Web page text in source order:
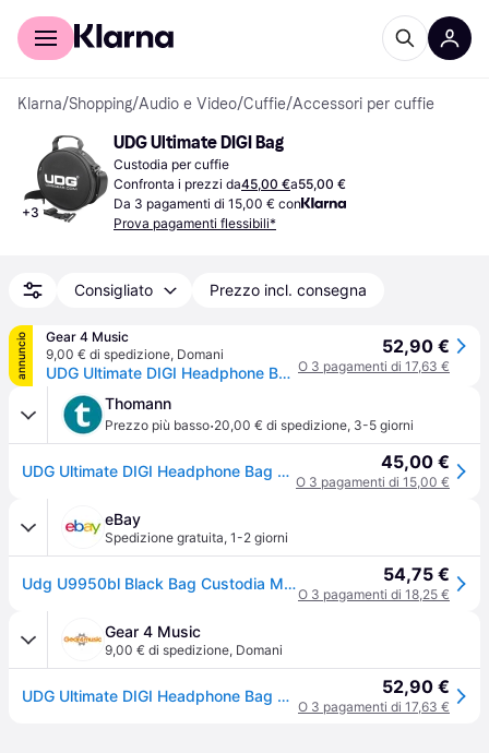
Per il tuo shopping
Klarna/Shopping/Audio e Video/Cuffie/Accessori per cuffie
+3
UDG Ultimate DIGI Bag
Custodia per cuffie
Confronta i prezzi da45,00 €a55,00 €
Da 3 pagamenti di 15,00 € con
Prova pagamenti flessibili*
Consigliato Prezzo incl. consegna
annuncio
Gear 4 Music
9,00 € di spedizione, Domani
UDG Ultimate DIGI Headphone Bag Black
52,90 €
O 3 pagamenti di 17,63 €
Thomann
Prezzo più basso·20,00 € di spedizione, 3-5 giorni
UDG Ultimate DIGI Headphone Bag nero 45,00 €
O 3 pagamenti di 15,00 €
eBay
Spedizione gratuita, 1-2 giorni
Udg U9950bl Black Bag Custodia Morbida Per Contenere Cuffie E Accessori Nuova 54,75 €
O 3 pagamenti di 18,25 €
Gear 4 Music
9,00 € di spedizione, Domani
UDG Ultimate DIGI Headphone Bag Black 52,90 €
O 3 pagamenti di 17,63 €